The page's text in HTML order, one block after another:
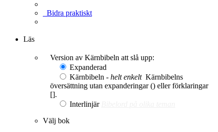
Bidra praktiskt
Läs
Version av Kärnbibeln att slå upp:
Expanderad
Kärnbibeln - helt enkelt Kärnbibelns
översättning utan expanderingar () eller förklaringar
[].
Interlinjär
Välj bok